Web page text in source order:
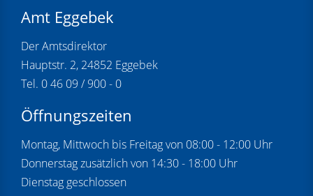
Amt Eggebek
Der Amtsdirektor
Hauptstr. 2, 24852 Eggebek
Tel. 0 46 09 / 900 - 0
Öffnungszeiten
Montag, Mittwoch bis Freitag von 08:00 - 12:00 Uhr
Donnerstag zusätzlich von 14:30 - 18:00 Uhr
Dienstag geschlossen